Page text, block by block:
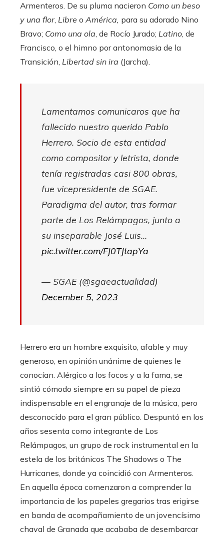
Armenteros. De su pluma nacieron Como un beso
y una flor, Libre o América, para su adorado Nino
Bravo; Como una ola, de Rocío Jurado; Latino, de
Francisco, o el himno por antonomasia de la
Transición, Libertad sin ira (Jarcha).
Lamentamos comunicaros que ha
fallecido nuestro querido Pablo
Herrero. Socio de esta entidad
como compositor y letrista, donde
tenía registradas casi 800 obras,
fue vicepresidente de SGAE.
Paradigma del autor, tras formar
parte de Los Relámpagos, junto a
su inseparable José Luis…
pic.twitter.com/FJ0TJtapYa
— SGAE (@sgaeactualidad)
December 5, 2023
Herrero era un hombre exquisito, afable y muy
generoso, en opinión unánime de quienes le
conocían. Alérgico a los focos y a la fama, se
sintió cómodo siempre en su papel de pieza
indispensable en el engranaje de la música, pero
desconocido para el gran público. Despuntó en los
años sesenta como integrante de Los
Relámpagos, un grupo de rock instrumental en la
estela de los británicos The Shadows o The
Hurricanes, donde ya coincidió con Armenteros.
En aquella época comenzaron a comprender la
importancia de los papeles gregarios tras erigirse
en banda de acompañamiento de un jovencísimo
chaval de Granada que acababa de desembarcar